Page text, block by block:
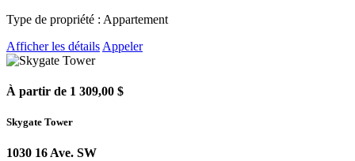
Type de propriété : Appartement
Afficher les détails Appeler
À partir de 1 309,00 $
Skygate Tower
1030 16 Ave. SW